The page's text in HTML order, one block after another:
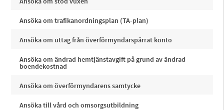
Ansöka om trafikanordningsplan (TA-plan)
Ansöka om uttag från överförmyndarspärrat konto
Ansöka om ändrad hemtjänstavgift på grund av ändrad
boendekostnad
Ansöka om överförmyndarens samtycke
Ansöka till vård och omsorgsutbildning